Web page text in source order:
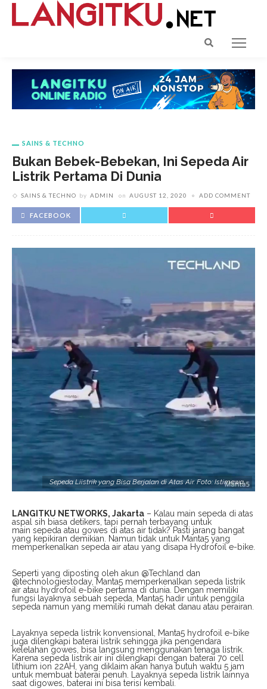
SAINS & TECHNO
Bukan Bebek-Bebekan, Ini Sepeda Air
Listrik Pertama Di Dunia
SAINS & TECHNO by ADMIN on AUGUST 12, 2020 ADD COMMENT
FACEBOOK
Sepeda Liistrik yang Bisa Berjalan di Atas Air. Foto: Istimewa.
LANGITKU NETWORKS, Jakarta – Kalau main sepeda di atas
aspal sih biasa detikers, tapi pernah terbayang untuk
main sepeda atau gowes di atas air tidak? Pasti jarang bangat
yang kepikiran demikian. Namun tidak untuk Manta5 yang
memperkenalkan sepeda air atau yang disapa Hydrofoil e-bike.
Seperti yang diposting oleh akun @Techland dan
@technologiestoday, Manta5 memperkenalkan sepeda listrik
air atau hydrofoil e-bike pertama di dunia. Dengan memiliki
fungsi layaknya sebuah sepeda, Manta5 hadir untuk penggila
sepeda namun yang memiliki rumah dekat danau atau perairan.
Layaknya sepeda listrik konvensional, Manta5 hydrofoil e-bike
juga dilengkapi baterai listrik sehingga jika pengendara
kelelahan gowes, bisa langsung menggunakan tenaga listrik.
Karena sepeda listrik air ini dilengkapi dengan baterai 70 cell
lithium ion 22AH, yang diklaim akan hanya butuh waktu 5 jam
untuk membuat baterai penuh. Layaknya sepeda listrik lainnya
saat digowes, baterai ini bisa terisi kembali.